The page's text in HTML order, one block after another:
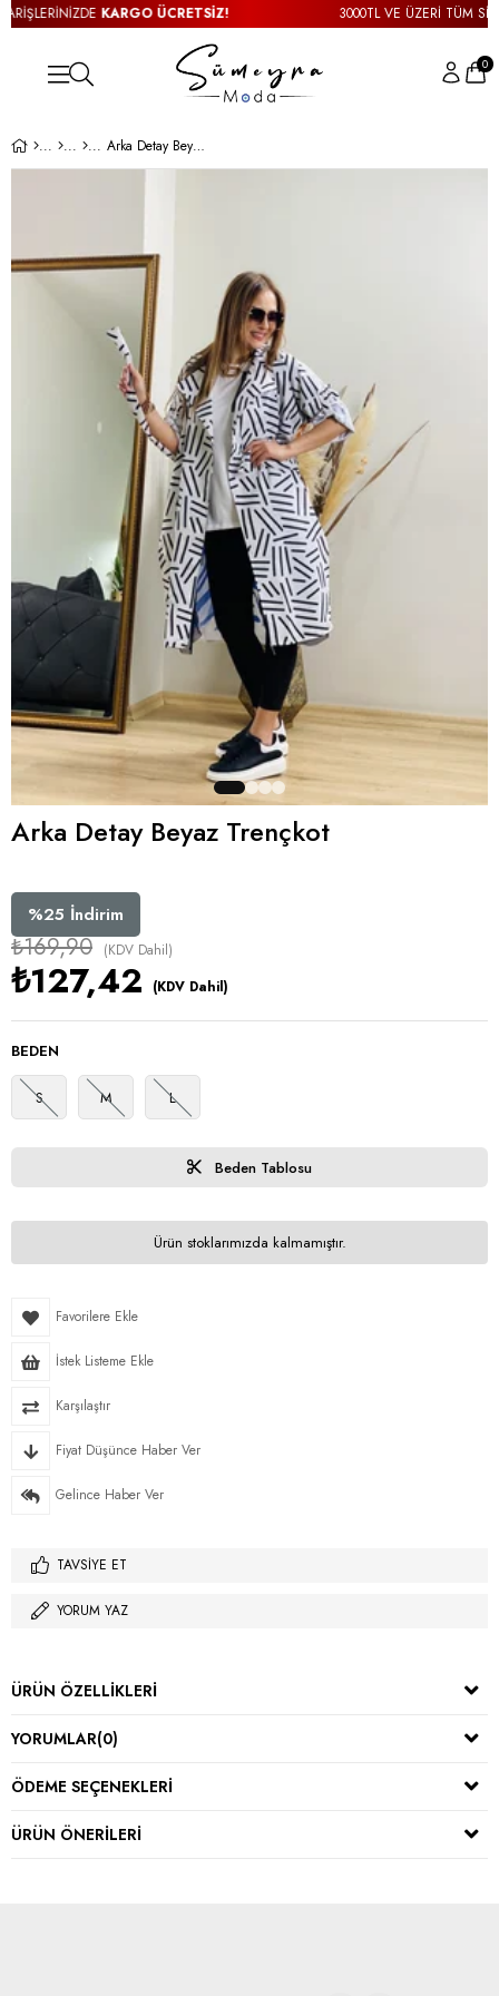
KARGO ÜCRETSİZ! 3000TL VE ÜZERİ TÜM
0
Arka Detay Beyaz Trençkot
Arka Detay Beyaz Trençkot
%25 İndirim
₺169,90 (KDV Dahil)
₺127,42 (KDV Dahil)
BEDEN
S M L
Beden Tablosu
Ürün stoklarımızda kalmamıştır.
Favorilere Ekle
İstek Listeme Ekle
Karşılaştır
Fiyat Düşünce Haber Ver
Gelince Haber Ver
TAVSIYE ET
YORUM YAZ
ÜRÜN ÖZELLIKLERI
YORUMLAR(0)
ÖDEME SEÇENEKLERI
ÜRÜN ÖNERILERI